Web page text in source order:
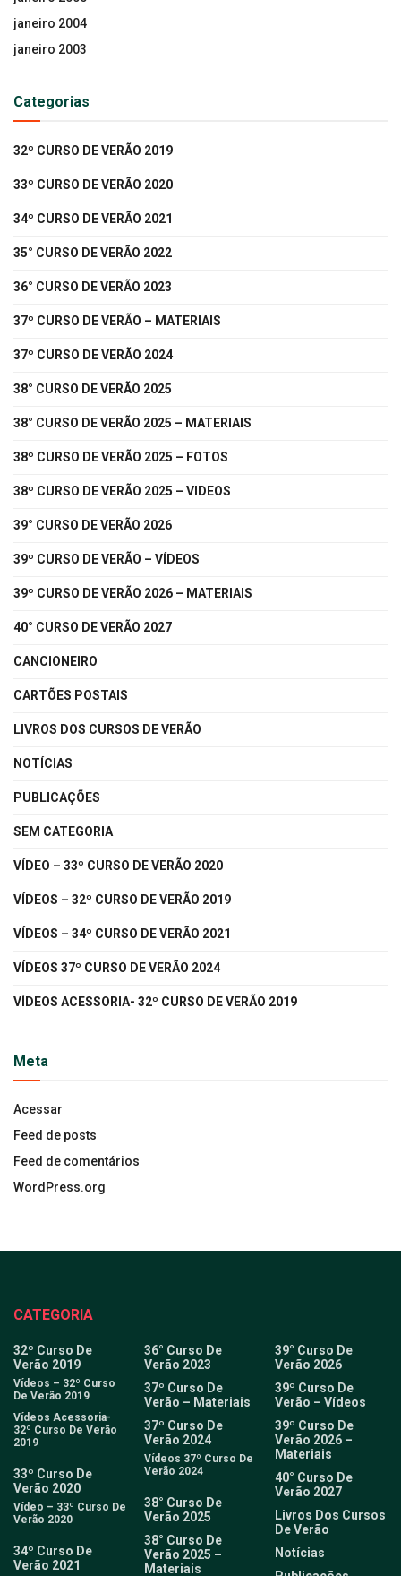
janeiro 2004
janeiro 2003
Categorias
32º CURSO DE VERÃO 2019
33º CURSO DE VERÃO 2020
34º CURSO DE VERÃO 2021
35° CURSO DE VERÃO 2022
36° CURSO DE VERÃO 2023
37º CURSO DE VERÃO – MATERIAIS
37º CURSO DE VERÃO 2024
38° CURSO DE VERÃO 2025
38° CURSO DE VERÃO 2025 – MATERIAIS
38º CURSO DE VERÃO 2025 – FOTOS
38º CURSO DE VERÃO 2025 – VIDEOS
39° CURSO DE VERÃO 2026
39º CURSO DE VERÃO – VÍDEOS
39º CURSO DE VERÃO 2026 – MATERIAIS
40° CURSO DE VERÃO 2027
CANCIONEIRO
CARTÕES POSTAIS
LIVROS DOS CURSOS DE VERÃO
NOTÍCIAS
PUBLICAÇÕES
SEM CATEGORIA
VÍDEO – 33º CURSO DE VERÃO 2020
VÍDEOS – 32º CURSO DE VERÃO 2019
VÍDEOS – 34º CURSO DE VERÃO 2021
VÍDEOS 37º CURSO DE VERÃO 2024
VÍDEOS ACESSORIA- 32º CURSO DE VERÃO 2019
Meta
Acessar
Feed de posts
Feed de comentários
WordPress.org
CATEGORIA
32º Curso De
Verão 2019
Vídeos – 32º Curso
De Verão 2019
Vídeos Acessoria-
32º Curso De Verão
2019
33º Curso De
Verão 2020
Vídeo – 33º Curso De
Verão 2020
34º Curso De
Verão 2021
36° Curso De
Verão 2023
37º Curso De
Verão – Materiais
37º Curso De
Verão 2024
Vídeos 37º Curso De
Verão 2024
38° Curso De
Verão 2025
38° Curso De
Verão 2025 –
Materiais
39° Curso De
Verão 2026
39º Curso De
Verão – Vídeos
39º Curso De
Verão 2026 –
Materiais
40° Curso De
Verão 2027
Livros Dos Cursos
De Verão
Notícias